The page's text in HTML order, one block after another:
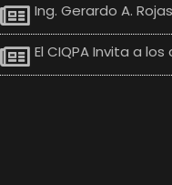
Ing. Gerardo A.
El CIQPA Invita a los